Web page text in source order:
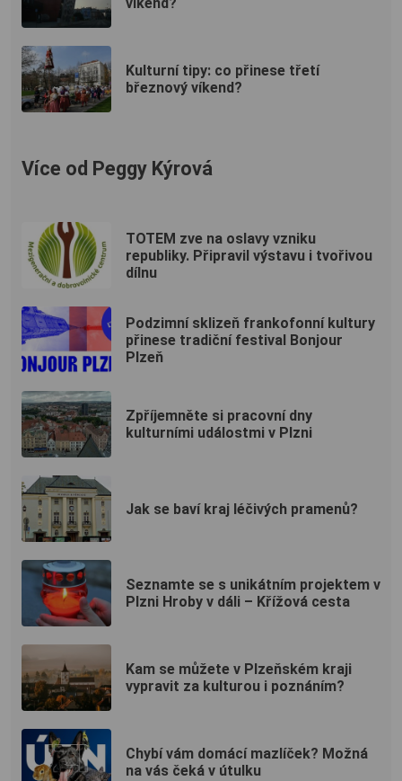
Kulturní tipy: co přinese třetí
březnový víkend?
Více od Peggy Kýrová
TOTEM zve na oslavy vzniku
republiky. Připravil výstavu i tvořivou
dílnu
Podzimní sklizeň frankofonní kultury
přinese tradiční festival Bonjour
Plzeň
Zpříjemněte si pracovní dny
kulturními událostmi v Plzni
Jak se baví kraj léčivých pramenů?
Seznamte se s unikátním projektem v
Plzni Hroby v dáli – Křížová cesta
Kam se můžete v Plzeňském kraji
vypravit za kulturou i poznáním?
Chybí vám domácí mazlíček? Možná
na vás čeká v útulku